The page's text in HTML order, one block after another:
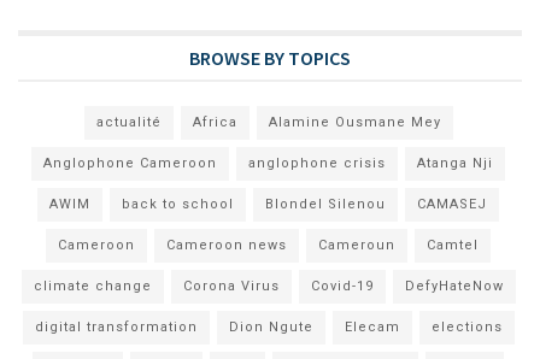
BROWSE BY TOPICS
actualité Africa Alamine Ousmane Mey
Anglophone Cameroon anglophone crisis Atanga Nji
AWIM back to school Blondel Silenou CAMASEJ
Cameroon Cameroon news Cameroun Camtel
climate change Corona Virus Covid-19 DefyHateNow
digital transformation Dion Ngute Elecam elections